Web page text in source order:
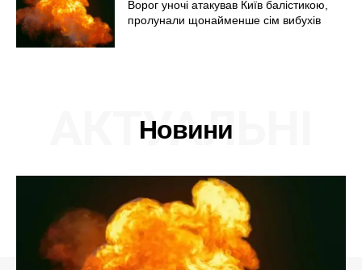
Ворог уночі атакував Київ балістикою,
пролунали щонайменше сім вибухів
Новини
АКТУАЛЬНІ